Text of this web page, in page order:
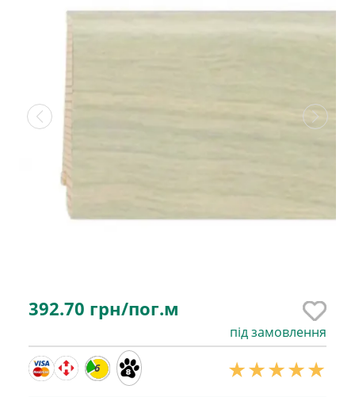
392.70 грн/пог.м
під замовлення
6